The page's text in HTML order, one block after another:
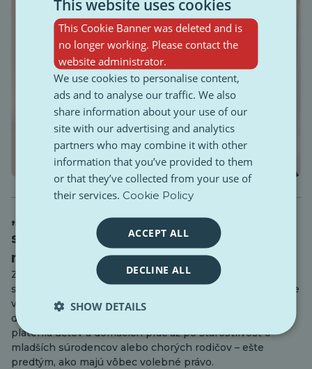
„Dospelí v 16 rokoch“: Deti starajúce
sa o deti a neviditeľné bremeno
mladých opatrovateľov
Zatiaľ čo väčšina 16-17-ročných sa obáva skúšok alebo
svojho prvého večera vonku, značná časť generácie Z žije
v paralelnej realite. Sú to „mladí opatrovatelia“,
dospievajúci, ktorí preberajú dospelácke povinnosti – od
platenia účtov a domácich prác až po starostlivosť o
mladších súrodencov alebo chorých rodičov – ešte
predtým, ako majú vôbec volebné právo.
This website uses cookies
This Cookie Banner was deleted and is
no longer working. Please contact the
website administrator.
We use cookies to personalise content,
ads and to analyse our traffic. We also
share information about your use of our
site with our advertising and analytics
partners who may combine it with other
information that you’ve provided to them
or that they’ve collected from your use of
their services. Cookie Policy
ACCEPT ALL
DECLINE ALL
SHOW DETAILS